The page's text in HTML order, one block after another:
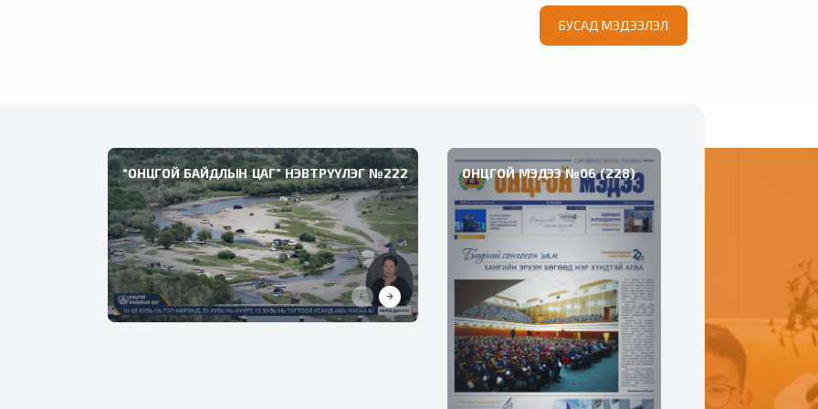
БУСАД МЭДЭЭЛЭЛ
“ОНЦГОЙ БАЙДЛЫН ЦАГ” НЭВТРҮҮЛЭГ №222 “ОНЦГОЙ БАЙДЛЫН ЦАГ” НЭВТРҮҮЛЭГ №221
ОНЦГОЙ МЭДЭЭ №06 (228)